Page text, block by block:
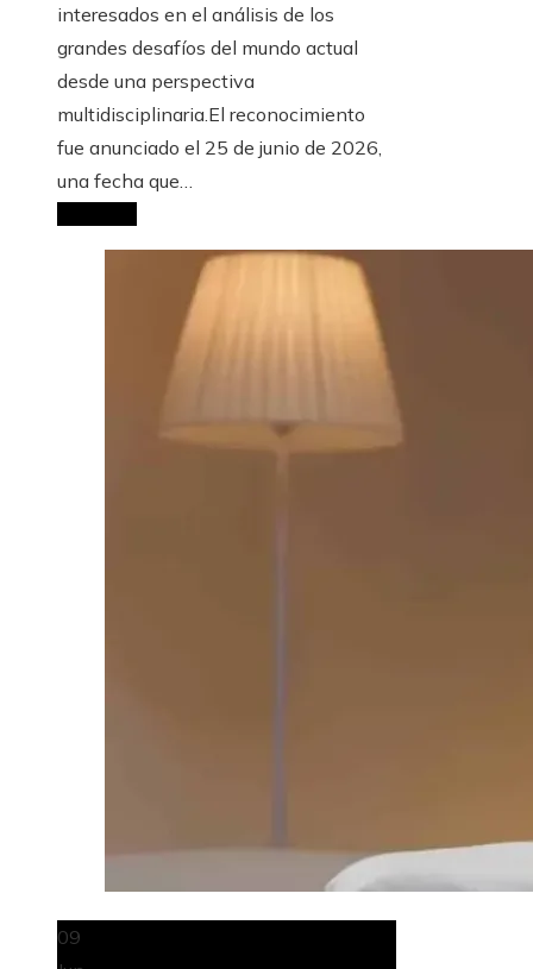
interesados en el análisis de los
grandes desafíos del mundo actual
desde una perspectiva
multidisciplinaria.El reconocimiento
fue anunciado el 25 de junio de 2026,
una fecha que…
09